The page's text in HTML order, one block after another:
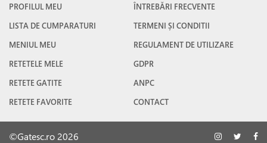
PROFILUL MEU
LISTA DE CUMPARATURI
MENIUL MEU
RETETELE MELE
RETETE GATITE
RETETE FAVORITE
ÎNTREBĂRI FRECVENTE
TERMENI ȘI CONDITII
REGULAMENT DE UTILIZARE
GDPR
ANPC
CONTACT
©Gatesc.ro 2026